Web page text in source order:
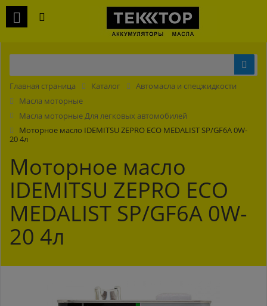
Главная страница Каталог
Автомасла и спецжидкости
Масла моторные
Масла моторные Для легковых автомобилей
Моторное масло IDEMITSU ZEPRO ECO MEDALIST SP/GF6A 0W-
20 4л
Моторное масло
IDEMITSU ZEPRO ECO
MEDALIST SP/GF6A 0W-
20 4л